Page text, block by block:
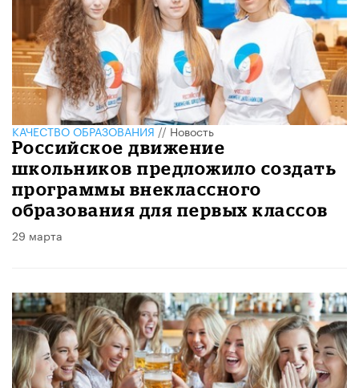
КАЧЕСТВО ОБРАЗОВАНИЯ//Новость
Российское движение
школьников предложило создать
программы внеклассного
образования для первых классов
29 марта